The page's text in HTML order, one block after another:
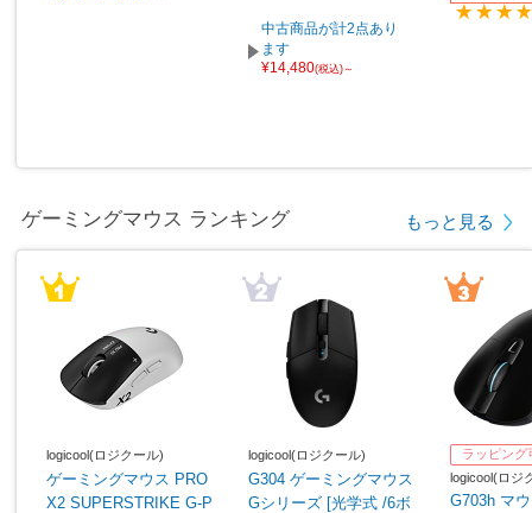
中古商品が計2点あり
ます
¥14,480(税込)～
ゲーミングマウス ランキング もっと見る
logicool(ロジクール)
ゲーミングマウス PRO
X2 SUPERSTRIKE G-P
logicool(ロジクール)
G304 ゲーミングマウス
Gシリーズ [光学式 /6ボ
ラッピング
logicool(ロジ
G703h マ